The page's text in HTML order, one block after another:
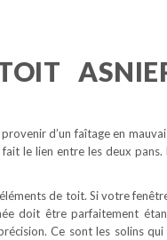
d’un faîtage en
le lien entre les deux pans.
de toit. Si votre
doit être parfaitement
Ce sont les solins